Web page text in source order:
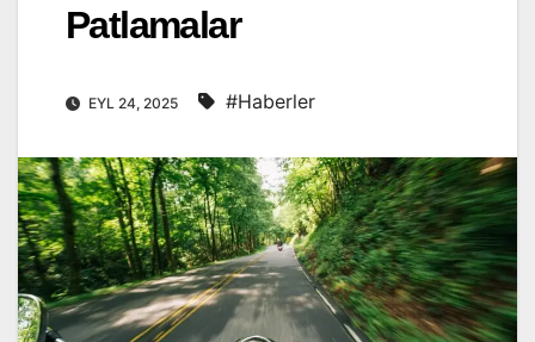
Patlamalar
EYL 24, 2025 #Haberler